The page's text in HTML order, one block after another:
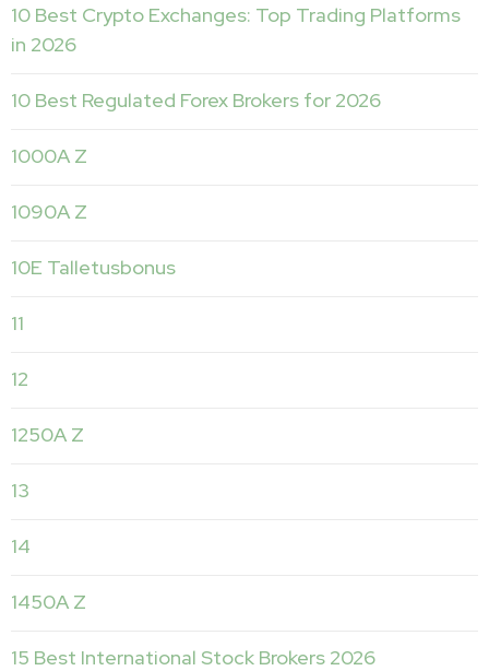
10 Best Crypto Exchanges: Top Trading Platforms
in 2026
10 Best Regulated Forex Brokers for 2026
1000A Z
1090A Z
10E Talletusbonus
11
12
1250A Z
13
14
1450A Z
15 Best International Stock Brokers 2026